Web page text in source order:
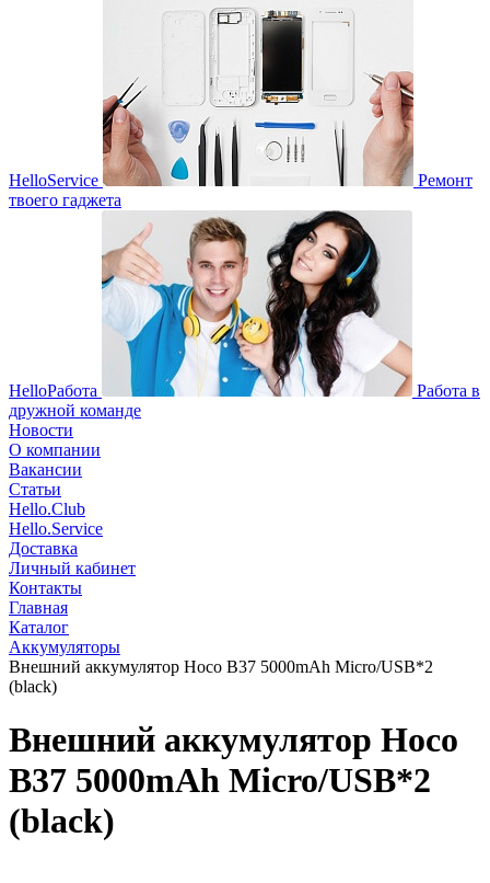
HelloService
Ремонт
твоего гаджета
HelloРабота
Работа в
дружной команде
Новости
О компании
Вакансии
Статьи
Hello.Club
Hello.Service
Доставка
Личный кабинет
Контакты
Главная
Каталог
Аккумуляторы
Внешний аккумулятор Hoco B37 5000mAh Micro/USB*2
(black)
Внешний аккумулятор Hoco
B37 5000mAh Micro/USB*2
(black)